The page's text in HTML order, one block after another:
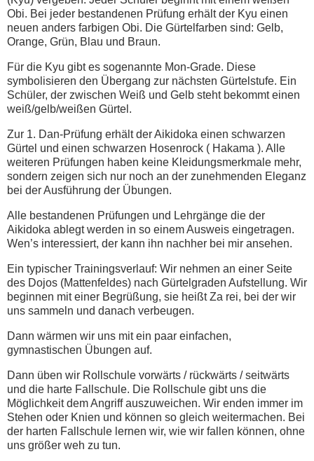
Obi. Bei jeder bestandenen Prüfung erhält der Kyu einen
neuen anders farbigen Obi. Die Gürtelfarben sind: Gelb,
Orange, Grün, Blau und Braun.
Für die Kyu gibt es sogenannte Mon-Grade. Diese
symbolisieren den Übergang zur nächsten Gürtelstufe. Ein
Schüler, der zwischen Weiß und Gelb steht bekommt einen
weiß/gelb/weißen Gürtel.
Zur 1. Dan-Prüfung erhält der Aikidoka einen schwarzen
Gürtel und einen schwarzen Hosenrock ( Hakama ). Alle
weiteren Prüfungen haben keine Kleidungsmerkmale mehr,
sondern zeigen sich nur noch an der zunehmenden Eleganz
bei der Ausführung der Übungen.
Alle bestandenen Prüfungen und Lehrgänge die der
Aikidoka ablegt werden in so einem Ausweis eingetragen.
Wen’s interessiert, der kann ihn nachher bei mir ansehen.
Ein typischer Trainingsverlauf: Wir nehmen an einer Seite
des Dojos (Mattenfeldes) nach Gürtelgraden Aufstellung. Wir
beginnen mit einer Begrüßung, sie heißt Za rei, bei der wir
uns sammeln und danach verbeugen.
Dann wärmen wir uns mit ein paar einfachen,
gymnastischen Übungen auf.
Dann üben wir Rollschule vorwärts / rückwärts / seitwärts
und die harte Fallschule. Die Rollschule gibt uns die
Möglichkeit dem Angriff auszuweichen. Wir enden immer im
Stehen oder Knien und können so gleich weitermachen. Bei
der harten Fallschule lernen wir, wie wir fallen können, ohne
uns größer weh zu tun.